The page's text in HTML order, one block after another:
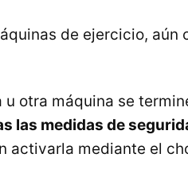
de ejercicio, aún
otra máquina se
las medidas de
activarla mediante el